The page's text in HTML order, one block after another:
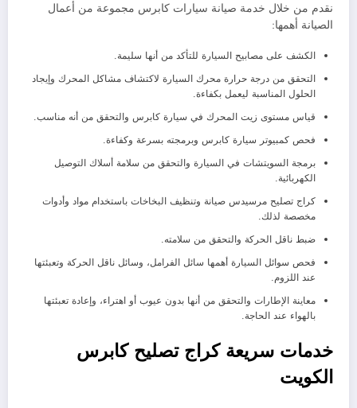
نقدم من خلال خدمة صيانة سيارات كابرس مجموعة من أعمال
الصيانة أهمها:
الكشف على مصابيح السيارة للتأكد من أنها سليمة.
التحقق من درجة حرارة محرك السيارة لاكتشاف مشاكل المحرك وإيجاد
الحلول المناسبة ليعمل بكفاءة.
قياس مستوى زيت المحرك في سيارة كابرس والتحقق من أنه مناسب.
فحص كمبيوتر سيارة كابرس وبرمجته بسرعة وكفاءة.
برمجة السويتشات في السيارة والتحقق من سلامة أسلاك التوصيل
الكهربائية.
كراج تصليح مرسيدس صيانة وتنظيف البخاخات باستخدام مواد وأدوات
مخصصة لذلك.
ضبط ناقل الحركة والتحقق من سلامته.
فحص سوائل السيارة أهمها سائل الفرامل، وسائل ناقل الحركة وتعبئتها
عند اللزوم.
معاينة الإطارات والتحقق من أنها بدون عيوب أو اهتراء، وإعادة تعبئتها
بالهواء عند الحاجة.
خدمات سريعة كراج تصليح كابرس
الكويت